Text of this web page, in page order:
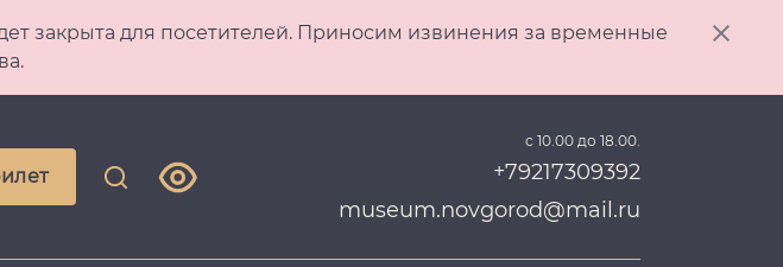
закрыта для посетителей. Приносим извинения за временные
с 10.00 до 18.00.
+79217309392
museum.novgorod@mail.ru